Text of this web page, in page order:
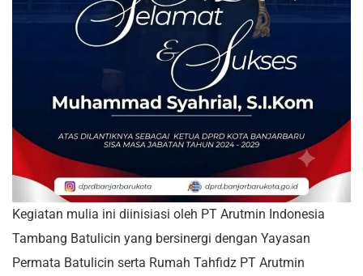
Kegiatan mulia ini diinisiasi oleh PT Arutmin Indonesia
Tambang Batulicin yang bersinergi dengan Yayasan
Permata Batulicin serta Rumah Tahfidz PT Arutmin